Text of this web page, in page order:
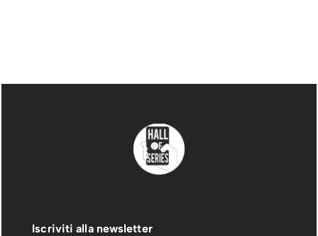
Iscriviti alla newsletter